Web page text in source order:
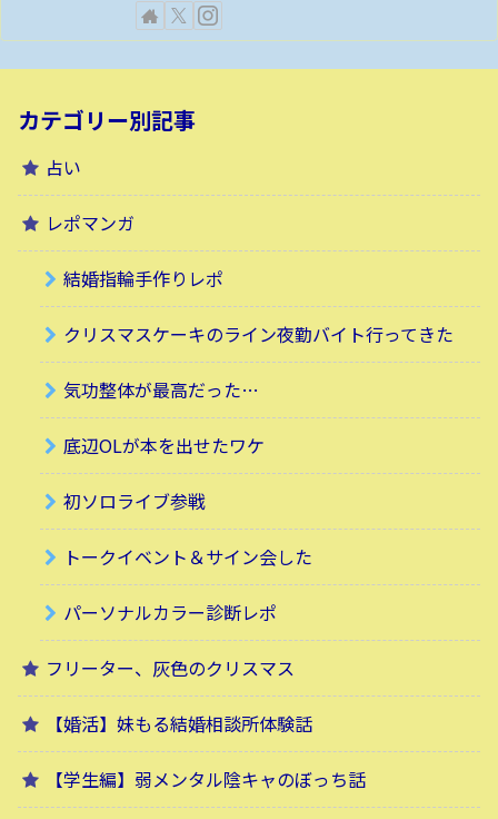
カテゴリー別記事
占い
レポマンガ
結婚指輪手作りレポ
クリスマスケーキのライン夜勤バイト行ってきた
気功整体が最高だった…
底辺OLが本を出せたワケ
初ソロライブ参戦
トークイベント＆サイン会した
パーソナルカラー診断レポ
フリーター、灰色のクリスマス
【婚活】妹もる結婚相談所体験話
【学生編】弱メンタル陰キャのぼっち話